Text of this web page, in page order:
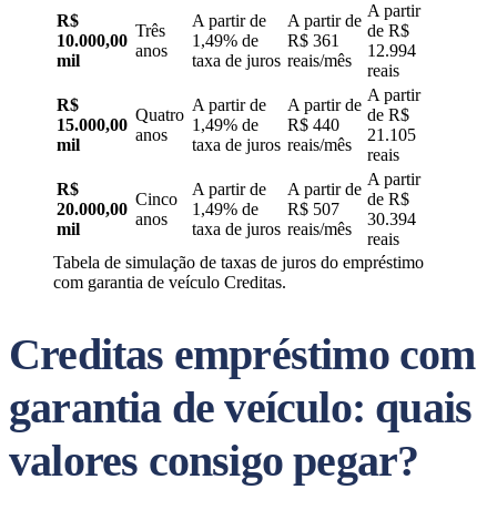
R$
10.000,00
mil
Três
anos
A partir de
1,49% de
taxa de juros
A partir de
R$ 361
reais/mês
A partir
de R$
12.994
reais
R$
15.000,00
mil
Quatro
anos
A partir de
1,49% de
taxa de juros
A partir de
R$ 440
reais/mês
A partir
de R$
21.105
reais
R$
20.000,00
mil
Cinco
anos
A partir de
1,49% de
taxa de juros
A partir de
R$ 507
reais/mês
A partir
de R$
30.394
reais
Tabela de simulação de taxas de juros do empréstimo
com garantia de veículo Creditas.
Creditas empréstimo com
garantia de veículo: quais
valores consigo pegar?